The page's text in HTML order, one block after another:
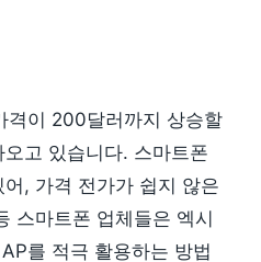
격이 200달러까지 상승할
고 있습니다. 스마트폰
, 가격 전가가 쉽지 않은
스마트폰 업체들은 엑시
를 적극 활용하는 방법